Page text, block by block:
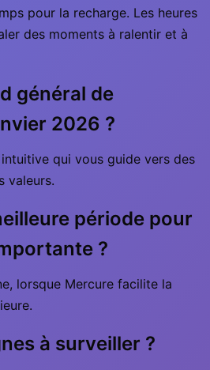
pour la recharge. Les heures
des moments à ralentir et à
général de
2026 ?
qui vous guide vers des
valeurs.
période pour
?
lorsque Mercure facilite la
à surveiller ?